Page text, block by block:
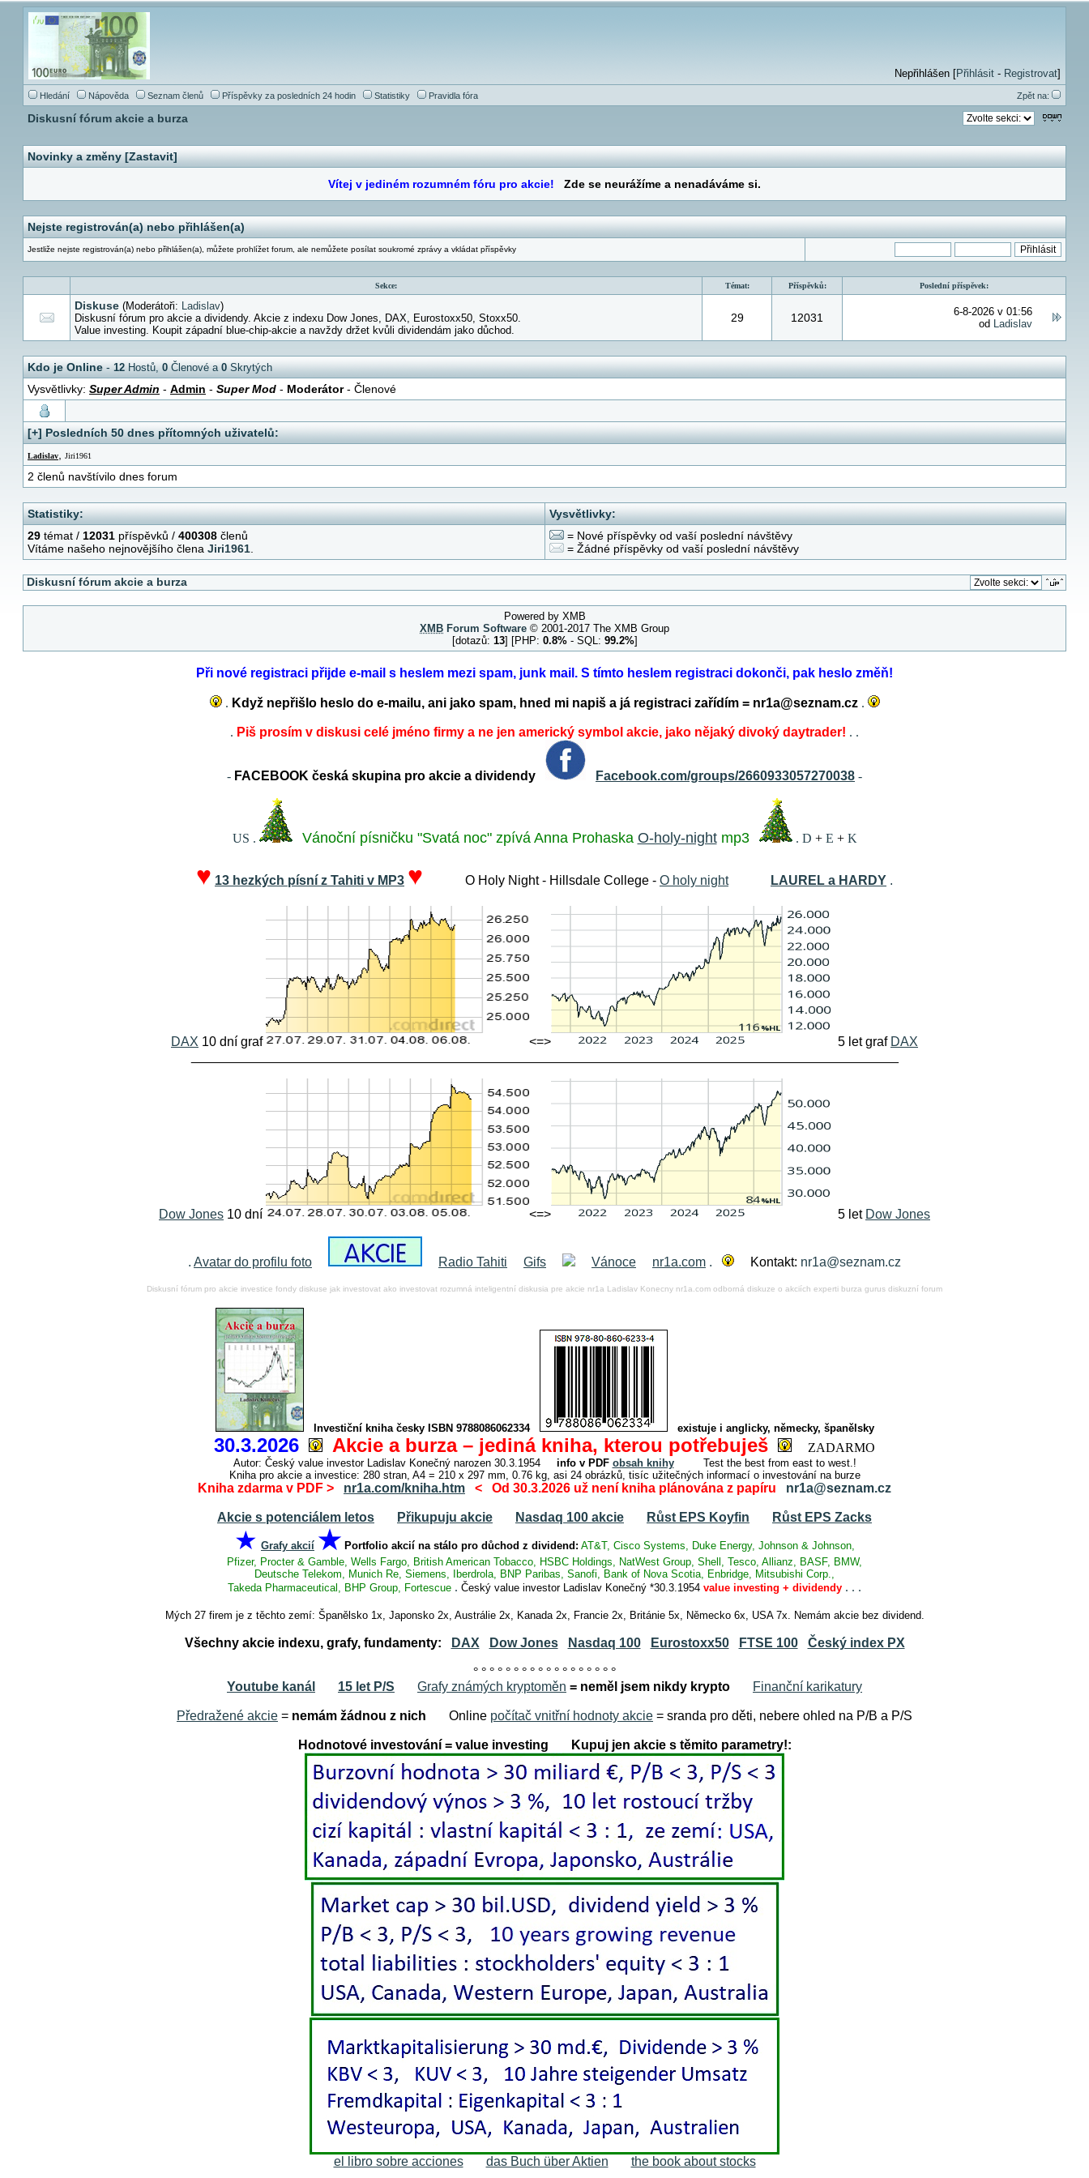
Nepřihlášen [Přihlásit - Registrovat]
Hledání Nápověda Seznam členů Příspěvky za posledních 24 hodin Statistiky Pravidla fóra Zpět na:
Diskusní fórum akcie a burza
Novinky a změny [Zastavit]
Nejprve klikni >Uživ.panel / nastavení + Změnit profilZvol: Příspěvků na stranu: 25
Nejste registrován(a) nebo přihlášen(a)
Jestliže nejste registrován(a) nebo přihlášen(a), můžete prohlížet forum, ale nemůžete posílat soukromé zprávy a vkládat příspěvky
Sekce: Témat: Příspěvků: Poslední příspěvek:
Diskuse (Moderátoři: Ladislav)
Diskusní fórum pro akcie a dividendy. Akcie z indexu Dow Jones, DAX, Eurostoxx50, Stoxx50.
Value investing. Koupit západní blue-chip-akcie a navždy držet kvůli dividendám jako důchod.
29 12031
6-8-2026 v 01:56
od Ladislav
Kdo je Online-12Hostů,0Členové a0Skrytých
Vysvětlivky: Super Admin - Admin - Super Mod - Moderátor- Členové
[+] Posledních 50 dnes přítomných uživatelů:
Ladislav Jiri1961
2 členů navštívilo dnes forum
Statistiky:
Vysvětlivky:
29 témat / 12031 příspěvků / 400308 členů
Vítáme našeho nejnovějšího člena Jiri1961
= Nové příspěvky od vaší poslední návštěvy
= Žádné příspěvky od vaší poslední návštěvy
Diskusní fórum akcie a burza
Powered by XMB
XMB Forum Software © 2001-2017 The XMB Group
[dotazů: 13] [PHP: 0.8%- SQL: 99.2%]
Při nové registraci přijde e-mail s heslem mezi spam, junk mail. S tímto heslem registraci dokonči, pak heslo změň!
. Když nepřišlo heslo do e-mailu, ani jako spam, hned mi napiš a já registraci zařídím = nr1a@seznam.cz .
. Piš prosím v diskusi celé jméno firmy a ne jen americký symbol akcie, jako nějaký divoký daytrader! . .
- FACEBOOK česká skupina pro akcie a dividendy Facebook.com/groups/2660933057270038 -
US . Vánoční písničku "Svatá noc" zpívá Anna Prohaska O-holy-nightmp3 . D + E + K
♥ 13 hezkých písní z Tahiti v MP3 ♥ O Holy Night - Hillsdale College - O holy night LAUREL a HARDY .
DAX 10 dní graf <=> 5 let graf DAX
Dow Jones 10 dní <=> 5 let Dow Jones
. Avatar do profilu foto Radio Tahiti Gifs Vánoce nr1a.com . Kontakt: nr1a@seznam.cz
Diskusní fórum pro akcie investice fondy diskuse jak investovat ako investovat rozumná inteligentní diskusia pre akcie nr1a Ladislav Konecny nr1a.com odborná diskuze o akciích experti burza gurus diskuzní forum
Investiční kniha česky ISBN 9788086062334 existuje i anglicky, německy, španělsky
30.3.2026 Akcie a burza – jediná kniha, kterou potřebuješ ZADARMO
Autor: Český value investor Ladislav Konečný narozen 30.3.1954 info v PDF obsah knihy
Test the best from east to west.!
Kniha pro akcie a investice: 280 stran, A4 = 210 x 297 mm, 0.76 kg, asi 24 obrázků, tisíc užitečných informací o investování na burze
Kniha zdarma v PDF > nr1a.com/kniha.htm < Od 30.3.2026 už není kniha plánována z papíru nr1a@seznam.cz
Akcie s potenciálem letos Přikupuju akcie Nasdaq 100 akcie Růst EPS Koyfin Růst EPS Zacks
★ Grafy akcií ★ Portfolio akcií na stálo pro důchod z dividend: AT&T, Cisco Systems, Duke Energy, Johnson & Johnson,
Pfizer, Procter & Gamble, Wells Fargo, British American Tobacco, HSBC Holdings, NatWest Group, Shell, Tesco, Allianz, BASF, BMW,
Deutsche Telekom, Munich Re, Siemens, Iberdrola, BNP Paribas, Sanofi, Bank of Nova Scotia, Enbridge, Mitsubishi Corp.,
Takeda Pharmaceutical, BHP Group, Fortescue . Český value investor Ladislav Konečný *30.3.1954 value investing + dividendy . . .
Mých 27 firem je z těchto zemí: Španělsko 1x, Japonsko 2x, Austrálie 2x, Kanada 2x, Francie 2x, Británie 5x, Německo 6x, USA 7x. Nemám akcie bez dividend.
Všechny akcie indexu, grafy, fundamenty: DAX Dow Jones Nasdaq 100 Eurostoxx50 FTSE 100 Český index PX
° ° ° ° ° ° ° ° ° ° ° ° ° ° ° ° ° °
Youtube kanál
15 let P/S Grafy známých kryptoměn = neměl jsem nikdy krypto Finanční karikatury
Předražené akcie = nemám žádnou z nich Online počítač vnitřní hodnoty akcie = sranda pro děti, nebere ohled na P/B a P/S
Hodnotové investování = value investing Kupuj jen akcie s těmito parametry!:
el libro sobre acciones das Buch über Aktien the book about stocks